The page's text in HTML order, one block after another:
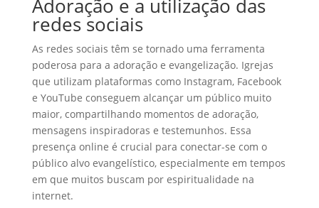
Adoração e a utilização das
redes sociais
As redes sociais têm se tornado uma ferramenta
poderosa para a adoração e evangelização. Igrejas
que utilizam plataformas como Instagram, Facebook
e YouTube conseguem alcançar um público muito
maior, compartilhando momentos de adoração,
mensagens inspiradoras e testemunhos. Essa
presença online é crucial para conectar-se com o
público alvo evangelístico, especialmente em tempos
em que muitos buscam por espiritualidade na
internet.